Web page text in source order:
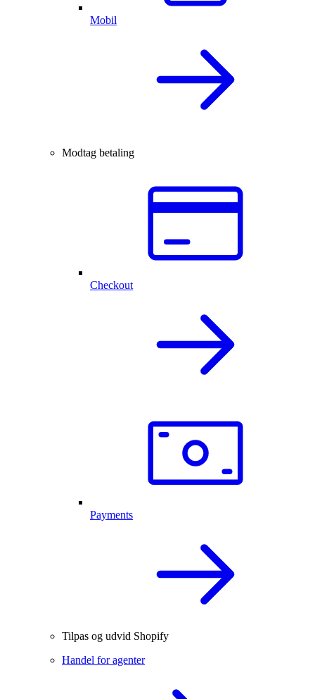
Mobil
Modtag betaling
Checkout
Payments
Tilpas og udvid Shopify
Handel for agenter